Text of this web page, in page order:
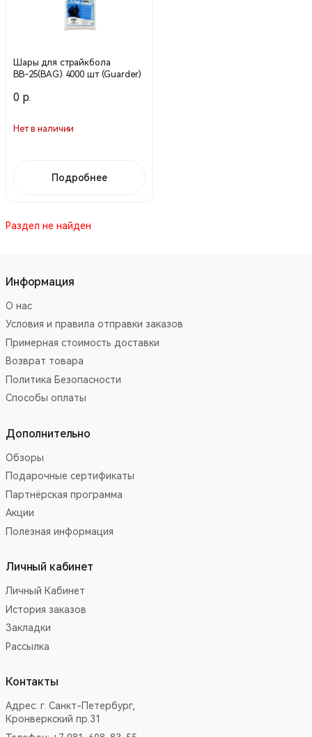
Шары для страйкбола
ВВ-25(BAG) 4000 шт (Guarder)
0 р.
Нет в наличии
Подробнее
Раздел не найден
Информация
О нас
Условия и правила отправки заказов
Примерная стоимость доставки
Возврат товара
Политика Безопасности
Способы оплаты
Дополнительно
Обзоры
Подарочные сертификаты
Партнёрская программа
Акции
Полезная информация
Личный кабинет
Личный Кабинет
История заказов
Закладки
Рассылка
Контакты
Адрес: г. Санкт-Петербург,
Кронверкский пр.31